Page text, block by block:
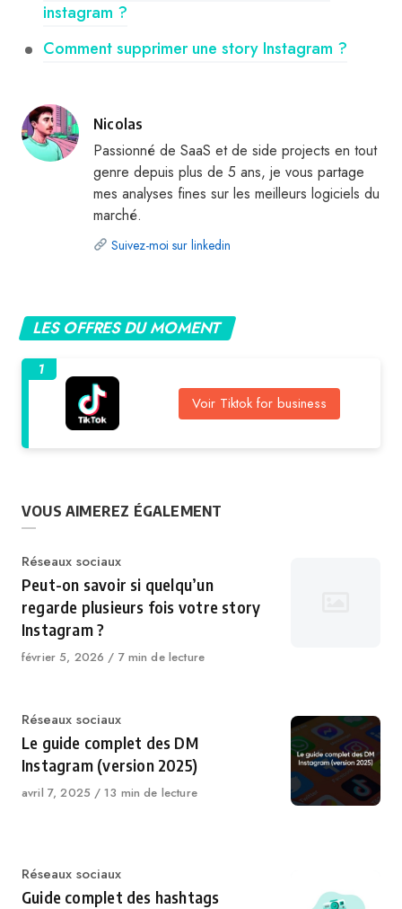
instagram ?
Comment supprimer une story Instagram ?
Publié
par
Nicolas
Passionné de SaaS et de side projects en tout
genre depuis plus de 5 ans, je vous partage
mes analyses fines sur les meilleurs logiciels du
marché.
Suivez-moi sur linkedin
LES OFFRES DU MOMENT
Voir Tiktok for business
1
VOUS AIMEREZ ÉGALEMENT
Catégorie
Réseaux sociaux
Peut-on savoir si quelqu’un
regarde plusieurs fois votre story
Instagram ?
Publié
février 5, 2026 7 min de lecture
Catégorie
Réseaux sociaux
Le guide complet des DM
Instagram (version 2025)
Publié
avril 7, 2025 13 min de lecture
Catégorie
Réseaux sociaux
Guide complet des hashtags